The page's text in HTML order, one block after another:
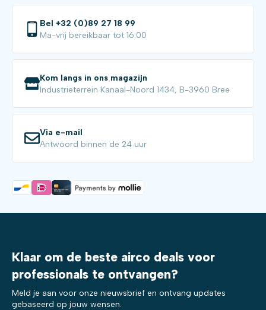
Bel +32 (0)89 27 18 99
Ma-vrij bereikbaar tot 16:00
Kom langs in ons magazijn
Industrieterrein Kanaal-Noord 1434, B-3960 Bree
Via e-mail
Antwoord binnen de 24 uur
Klaar om de beste airco deals voor
professionals te ontvangen?
Meld je aan voor onze nieuwsbrief en ontvang updates
gebaseerd op jouw wensen.